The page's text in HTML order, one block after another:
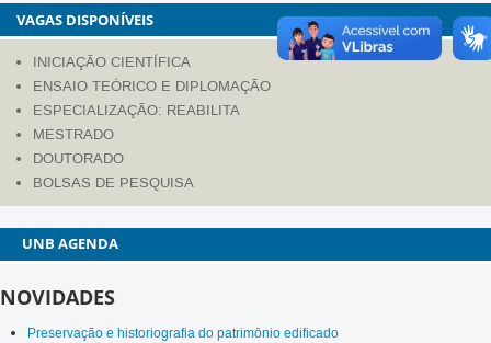
VAGAS DISPONÍVEIS
INICIAÇÃO CIENTÍFICA
ENSAIO TEÓRICO E DIPLOMAÇÃO
ESPECIALIZAÇÃO: REABILITA
MESTRADO
DOUTORADO
BOLSAS DE PESQUISA
AGENDA
NOVIDADES
Preservação e historiografia do patrimônio edificado